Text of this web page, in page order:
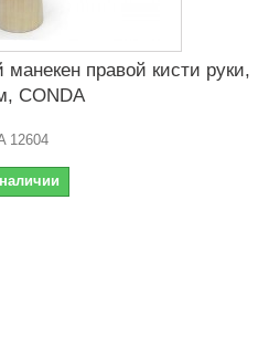
правой кисти руки,
CONDA
12604